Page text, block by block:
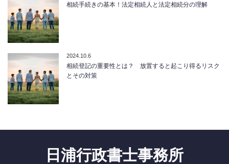
相続手続きの基本！法定相続人と法定相続分の理解
2024.10.6
相続登記の重要性とは？ 放置すると起こり得るリスク
とその対策
日浦行政書士事務所